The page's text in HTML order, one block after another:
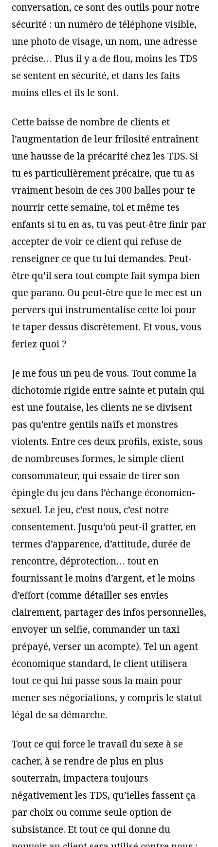
conversation, ce sont des outils pour notre
sécurité : un numéro de téléphone visible,
une photo de visage, un nom, une adresse
précise… Plus il y a de flou, moins les TDS
se sentent en sécurité, et dans les faits
moins elles et ils le sont.
Cette baisse de nombre de clients et
l’augmentation de leur frilosité entraînent
une hausse de la précarité chez les TDS. Si
tu es particulièrement précaire, que tu as
vraiment besoin de ces 300 balles pour te
nourrir cette semaine, toi et même tes
enfants si tu en as, tu vas peut-être finir par
accepter de voir ce client qui refuse de
renseigner ce que tu lui demandes. Peut-
être qu’il sera tout compte fait sympa bien
que parano. Ou peut-être que le mec est un
pervers qui instrumentalise cette loi pour
te taper dessus discrètement. Et vous, vous
feriez quoi ?
Je me fous un peu de vous. Tout comme la
dichotomie rigide entre sainte et putain qui
est une foutaise, les clients ne se divisent
pas qu’entre gentils naïfs et monstres
violents. Entre ces deux profils, existe, sous
de nombreuses formes, le simple client
consommateur, qui essaie de tirer son
épingle du jeu dans l’échange économico-
sexuel. Le jeu, c’est nous, c’est notre
consentement. Jusqu’où peut-il gratter, en
termes d’apparence, d’attitude, durée de
rencontre, déprotection… tout en
fournissant le moins d’argent, et le moins
d’effort (comme détailler ses envies
clairement, partager des infos personnelles,
envoyer un selfie, commander un taxi
prépayé, verser un acompte). Tel un agent
économique standard, le client utilisera
tout ce qui lui passe sous la main pour
mener ses négociations, y compris le statut
légal de sa démarche.
Tout ce qui force le travail du sexe à se
cacher, à se rendre de plus en plus
souterrain, impactera toujours
négativement les TDS, qu’ielles fassent ça
par choix ou comme seule option de
subsistance. Et tout ce qui donne du